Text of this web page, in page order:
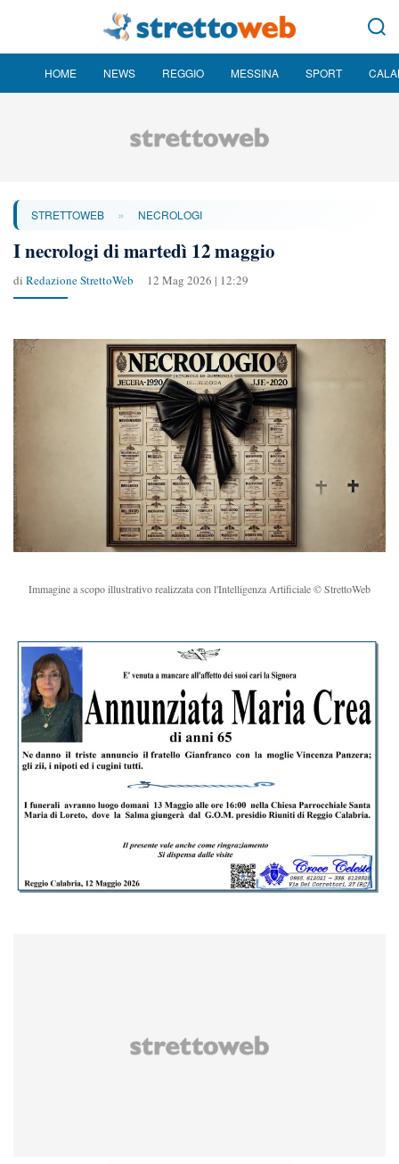
HOME NEWS REGGIO MESSINA SPORT
STRETTOWEB » NECROLOGI
I necrologi di martedì 12 maggio
di Redazione StrettoWeb 12 Mag 2026 | 12:29
Immagine a scopo illustrativo realizzata con l'Intelligenza Artificiale © StrettoWeb